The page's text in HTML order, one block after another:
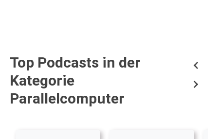
Top Podcasts in der
Kategorie
Parallelcomputer